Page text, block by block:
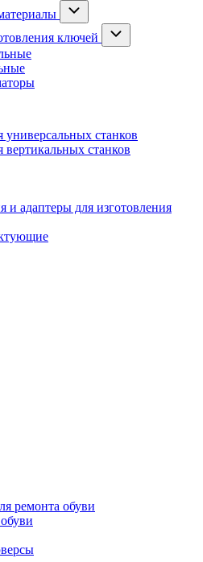
ключей
универсальных станков
вертикальных станков
и адаптеры для изготовления
ремонта обуви